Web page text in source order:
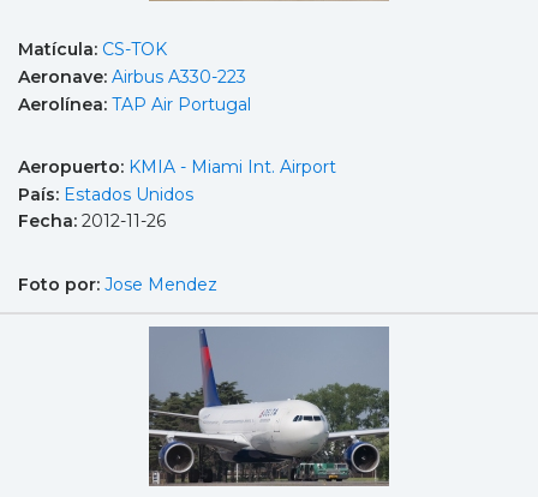
Matícula: CS-TOK
Aeronave: Airbus A330-223
Aerolínea: TAP Air Portugal
Aeropuerto: KMIA - Miami Int. Airport
País: Estados Unidos
Fecha: 2012-11-26
Foto por: Jose Mendez